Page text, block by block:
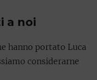
a noi
hanno portato Luca
considerarne